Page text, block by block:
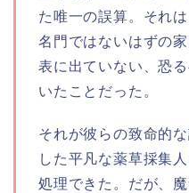
た唯一の誤算。それ
名門ではないはずの
表に出ていない、恐
いたことだった。
それが彼らの致命的
した平凡な薬草採集
処理できた。だが、